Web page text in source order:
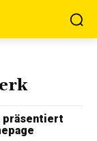
präsentiert